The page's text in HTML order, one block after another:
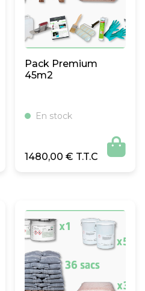
Pack Premium
45m2
En stock
1480,00€ 